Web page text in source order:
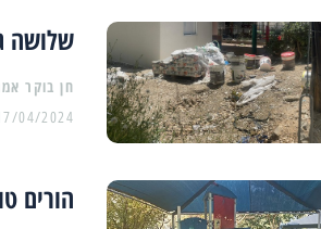
שלושה
04/2024
הורים